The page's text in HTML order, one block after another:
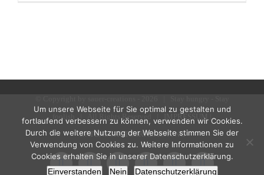
foolish | All Rights Reserved |
IMPRESSUM
DATENSCHUTZERKLAERUNG
LinkedInXing InstagramPinterestFacebookDribbble
Um unsere Webseite für Sie optimal zu gestalten und
fortlaufend verbessern zu können, verwenden wir Cookies.
Durch die weitere Nutzung der Webseite stimmen Sie der
Verwendung von Cookies zu. Weitere Informationen zu
Cookies erhalten Sie in unserer Datenschutzerklärung.
Einverstanden
Nein Datenschutzerklärung